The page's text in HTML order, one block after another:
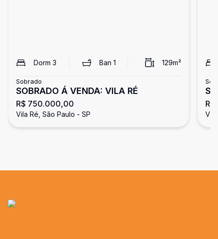
Dorm 3 Ban 1 129m²
Sobrado
SOBRADO Á VENDA: VILA RÉ
R$ 750.000,00
Vila Ré, São Paulo - SP